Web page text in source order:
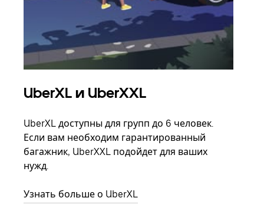
UberXL и UberXXL
UberXL доступны для групп до 6 человек.
Если вам необходим гарантированный
багажник, UberXXL подойдет для ваших
нужд.
Узнать больше о UberXL